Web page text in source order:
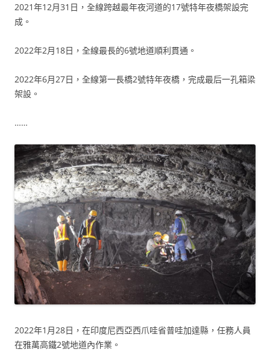
2021年12月31日，全線跨越最年夜河道的17號特年夜橋架設完
成。
2022年2月18日，全線最長的6號地道順利貫通。
2022年6月27日，全線第一長橋2號特年夜橋，完成最后一孔箱梁
架設。
……
2022年1月28日，在印度尼西亞西爪哇省普哇加達縣，任務人員
在雅萬高鐵2號地道內作業。